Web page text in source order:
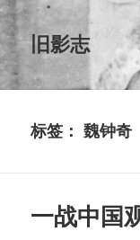
旧影志
标签：魏钟奇
一战中国